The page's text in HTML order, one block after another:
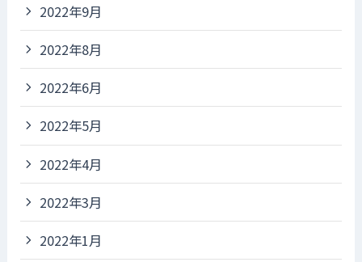
2022年9月
2022年8月
2022年6月
2022年5月
2022年4月
2022年3月
2022年1月